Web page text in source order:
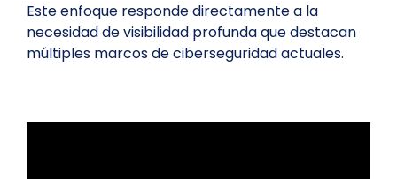
Este enfoque responde directamente a la
necesidad de visibilidad profunda que destacan
múltiples marcos de ciberseguridad actuales.